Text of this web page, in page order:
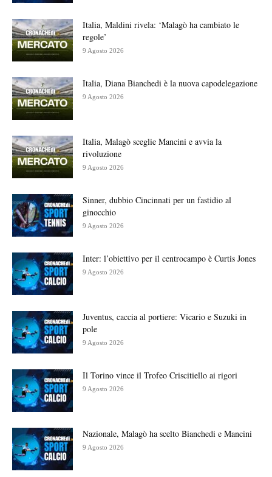
Italia, Maldini rivela: ‘Malagò ha cambiato le
regole’
9 Agosto 2026
Italia, Diana Bianchedi è la nuova capodelegazione
9 Agosto 2026
Italia, Malagò sceglie Mancini e avvia la
rivoluzione
9 Agosto 2026
Sinner, dubbio Cincinnati per un fastidio al
ginocchio
9 Agosto 2026
Inter: l’obiettivo per il centrocampo è Curtis Jones
9 Agosto 2026
Juventus, caccia al portiere: Vicario e Suzuki in
pole
9 Agosto 2026
Il Torino vince il Trofeo Criscitiello ai rigori
9 Agosto 2026
Nazionale, Malagò ha scelto Bianchedi e Mancini
9 Agosto 2026